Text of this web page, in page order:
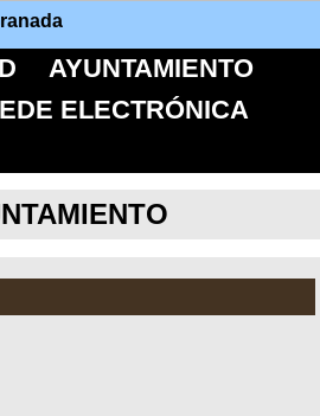
AYUNTAMIENTO
ELECTRÓNICA